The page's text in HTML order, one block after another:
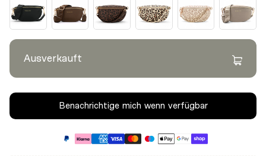
Ausverkauft
Benachrichtige mich wenn verfügbar